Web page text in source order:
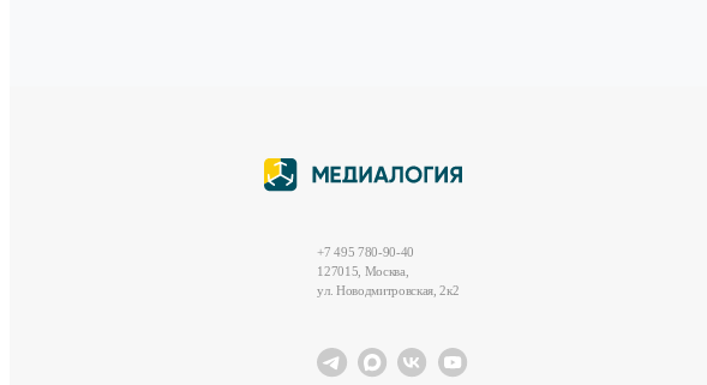
+7 495 780-90-40
127015, Москва,
ул. Новодмитровская, 2к2